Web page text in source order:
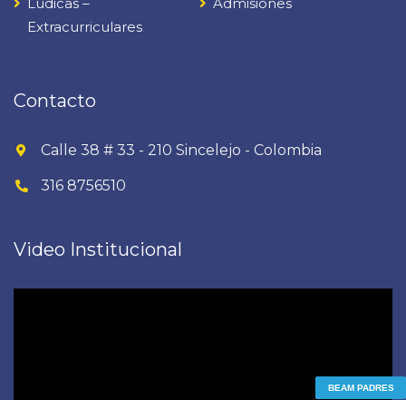
Extracurriculares
Contacto
Calle 38 # 33 - 210 Sincelejo - Colombia
316 8756510
Video Institucional
BEAM PADRES